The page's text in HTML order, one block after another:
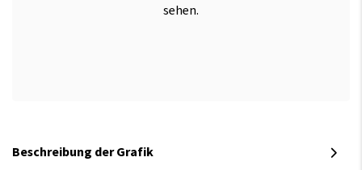
sehen.
Beschreibung der Grafik